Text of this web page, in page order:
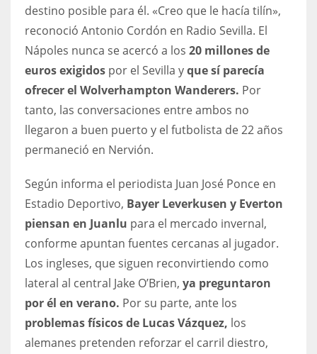
34
DEN
24
PIT
20
16
destino posible para él. «Creo que le hacía tilín»,
reconoció Antonio Cordón en Radio Sevilla. El
Nápoles nunca se acercó a los 20 millones de
euros exigidos por el Sevilla yque sí parecía
ofrecer el Wolverhampton Wanderers. Por
tanto, las conversaciones entre ambos no
llegaron a buen puerto y el futbolista de 22 años
permaneció en Nervión.
Según informa el periodista Juan José Ponce en
Estadio Deportivo, Bayer Leverkusen y Everton
piensan en Juanlu para el mercado invernal,
conforme apuntan fuentes cercanas al jugador.
Los ingleses, que siguen reconvirtiendo como
lateral al central Jake O’Brien, ya preguntaron
por él en verano. Por su parte, ante los
problemas físicos de Lucas Vázquez, los
alemanes pretenden reforzar el carril diestro,